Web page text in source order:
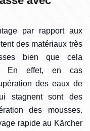
par rapport aux
des matériaux très
bien que cela
En effet, en cas
des eaux de
stagnent sont des
des mousses.
rapide au Kärcher